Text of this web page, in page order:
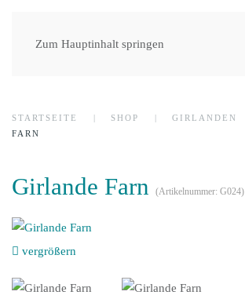
Zum Hauptinhalt springen
STARTSEITE SHOP GIRLANDEN
FARN
Girlande Farn (Artikelnummer: G024)
vergrößern